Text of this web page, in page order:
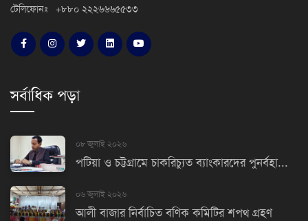
টেলিফোনঃ +৮৮০ ২২২৬৬৬৫৫৩৩
সর্বাধিক পড়া
০৮ জুলাই ২০২৬
পটিয়া ও চট্টগ্রামে চাকরিচ্যুত ব্যাংকারদের পুনর্বহা...
০৬ জুলাই ২০২৬
আলী বাজার নির্বাচিত বণিক কমিটির শপথ গ্রহণ